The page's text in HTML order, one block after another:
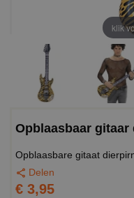
klik
Opblaasbaar gitaar
Opblaasbare gitaat
Delen
€ 3,95